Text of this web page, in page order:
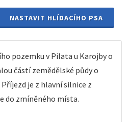
NASTAVIT HLÍDACÍHO PSA
pozemku v Pilata u Karojby o
částí zemědělské půdy o
je z hlavní silnice z
do zmíněného místa.